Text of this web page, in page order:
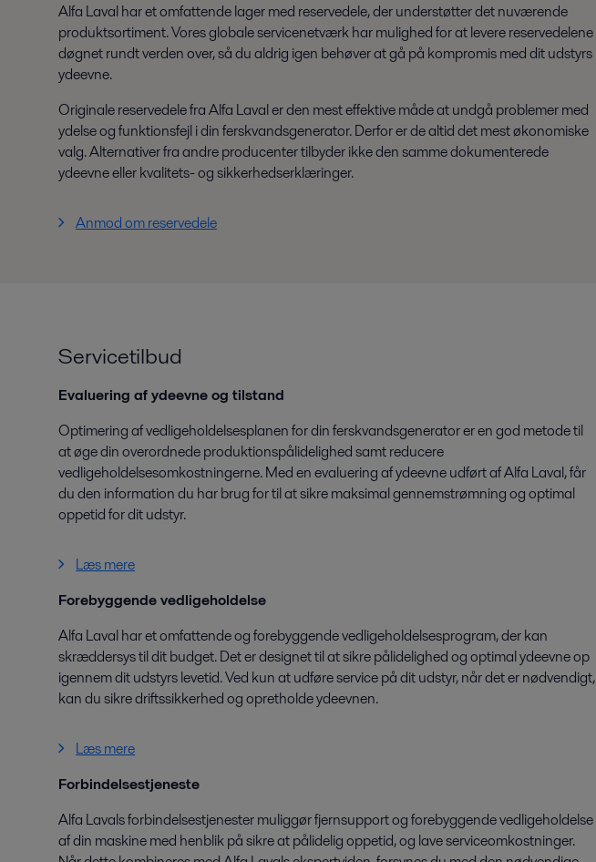
Alfa Laval har et omfattende lager med reservedele, der understøtter det nuværende
produktsortiment. Vores globale servicenetværk har mulighed for at levere reservedelene
døgnet rundt verden over, så du aldrig igen behøver at gå på kompromis med dit udstyrs
ydeevne.
Originale reservedele fra Alfa Laval er den mest effektive måde at undgå problemer med
ydelse og funktionsfejl i din ferskvandsgenerator. Derfor er de altid det mest økonomiske
valg. Alternativer fra andre producenter tilbyder ikke den samme dokumenterede
ydeevne eller kvalitets- og sikkerhedserklæringer.
Anmod om reservedele
Servicetilbud
Evaluering af ydeevne og tilstand
Optimering af vedligeholdelsesplanen for din ferskvandsgenerator er en god metode til
at øge din overordnede produktionspålidelighed samt reducere
vedligeholdelsesomkostningerne. Med en evaluering af ydeevne udført af Alfa Laval, får
du den information du har brug for til at sikre maksimal gennemstrømning og optimal
oppetid for dit udstyr.
Læs mere
Forebyggende vedligeholdelse
Alfa Laval har et omfattende og forebyggende vedligeholdelsesprogram, der kan
skræddersys til dit budget. Det er designet til at sikre pålidelighed og optimal ydeevne op
igennem dit udstyrs levetid. Ved kun at udføre service på dit udstyr, når det er nødvendigt,
kan du sikre driftssikkerhed og opretholde ydeevnen.
Læs mere
Forbindelsestjeneste
Alfa Lavals forbindelsestjenester muliggør fjernsupport og forebyggende vedligeholdelse
af din maskine med henblik på sikre at pålidelig oppetid, og lave serviceomkostninger.